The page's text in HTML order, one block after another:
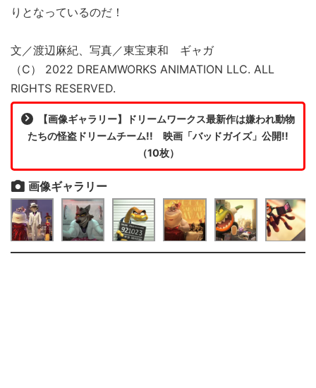
りとなっているのだ！
文／渡辺麻紀、写真／東宝東和 ギャガ
（C） 2022 DREAMWORKS ANIMATION LLC. ALL
RIGHTS RESERVED.
【画像ギャラリー】ドリームワークス最新作は嫌われ動物
たちの怪盗ドリームチーム!! 映画「バッドガイズ」公開!!
（10枚）
画像ギャラリー